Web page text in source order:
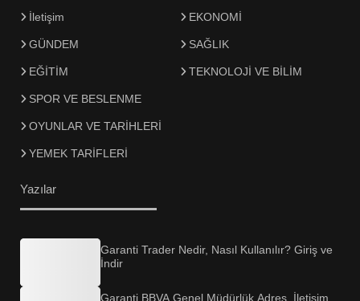
İletişim
GÜNDEM
EĞİTİM
EKONOMİ
SAĞLIK
TEKNOLOJİ VE BİLİM
SPOR VE BESLENME
OYUNLAR VE TARİHLERİ
YEMEK TARİFLERİ
Yazılar
Garanti Trader Nedir, Nasıl Kullanılır? Giriş ve
İndir
Garanti BBVA Genel Müdürlük Adres, İletişim